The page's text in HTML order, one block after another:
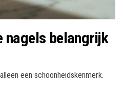
nagels belangrijk
een schoonheidskenmerk.